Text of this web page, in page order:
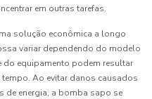
em outras tarefas.
solução econômica a longo
variar dependendo do modelo
do equipamento podem resultar
Ao evitar danos causados
de energia, a bomba sapo se